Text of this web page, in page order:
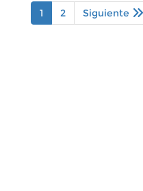
1 2 Siguiente